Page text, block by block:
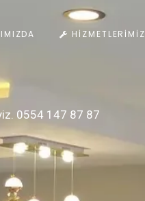
HIZMETLERIMIZ
0554 147 87 87